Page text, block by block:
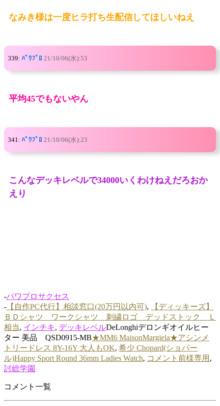
なみき様は一度ヒラ打ち生配信してほしいねえ
339: ﾊﾟﾜﾌﾟﾛ 21/10/06(水):53
平均45でもないやん
341: ﾊﾟﾜﾌﾟﾛ 21/10/06(水):23
こんなデッキレベルで34000いくわけねえだろおか
えり
-パワプロサクセス
- 【自作PC代行】相談窓口(20万円以内可),
【ディッキーズ】
ＢＤシャツ ワークシャツ 刺繍ロゴ デッドストック Ｌ
相当, インチキ, デッキレベルDeLonghiデロンギオイルヒー
ター 美品 QSD0915-MB★MM6 MaisonMargiela★アシンメ
トリードレス 8Y-16Y 大人もOK, 希少 Chopard(ショパー
ル)Happy Sport Round 36mm Ladies Watch, コメント前様専用 ,
討総学園
コメント一覧